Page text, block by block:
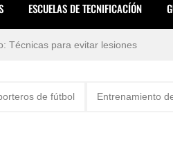
ESCUELAS DE TECNIFICACÍÓN
para una Mente a Prueba de Errores
Técnicas para evitar lesiones
de fútbol Entrenamiento